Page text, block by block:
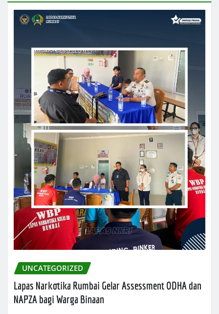
UNCATEGORIZED
Lapas Narkotika Rumbai Gelar Assessment ODHA dan
NAPZA bagi Warga Binaan